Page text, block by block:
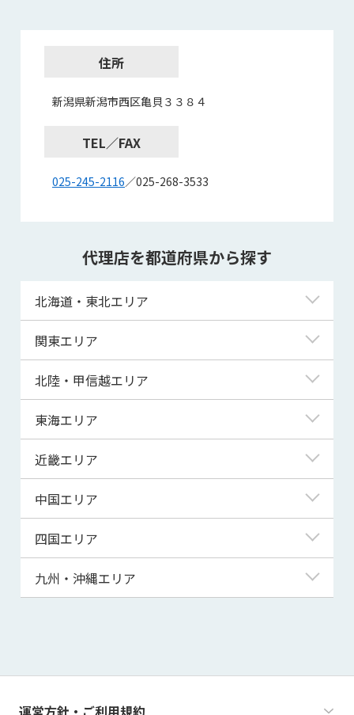
住所
新潟県新潟市西区亀貝３３８４
TEL／FAX
025-245-2116／025-268-3533
代理店を都道府県から探す
北海道・東北エリア
北海道
青森県
宮城県
秋田県
山形県
関東エリア
東京都
神奈川県
埼玉県
千葉県
茨城県
群馬県
北陸・甲信越エリア
新潟県
富山県
福井県
山梨県
長野県
東海エリア
岐阜県
静岡県
三重県
近畿エリア
滋賀県
京都府
大阪府
兵庫県
和歌山県
中国エリア
鳥取県
島根県
山口県
四国エリア
徳島県
高知県
九州・沖縄エリア
運営方針・ご利用規約